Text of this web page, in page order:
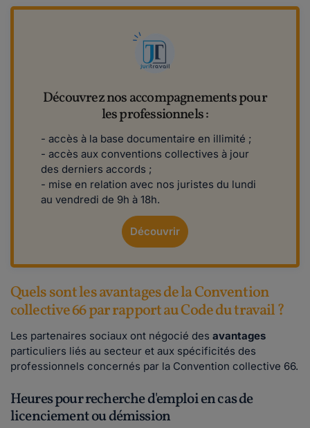
Découvrez nos accompagnements pour
les professionnels :
- accès à la base documentaire en illimité ;
- accès aux conventions collectives à jour
des derniers accords ;
- mise en relation avec nos juristes du lundi
au vendredi de 9h à 18h.
Découvrir
Quels sont les avantages de la Convention
collective 66 par rapport au Code du travail ?
Les partenaires sociaux ont négocié des avantages
particuliers liés au secteur et aux spécificités des
professionnels concernés par la Convention collective 66.
Heures pour recherche d'emploi en cas de
licenciement ou démission